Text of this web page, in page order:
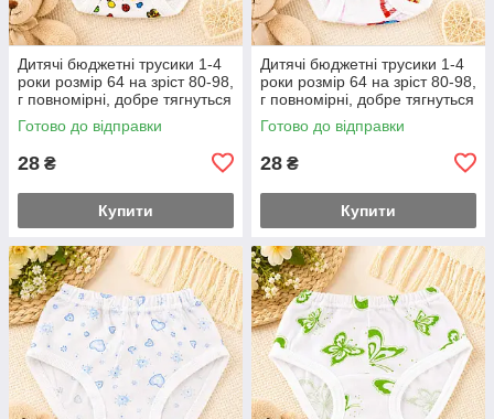
Дитячі бюджетні трусики 1-4
роки розмір 64 на зріст 80-98,
г повномірні, добре тягнуться
Готово до відправки
28 ₴
Купити
Дитячі бюджетні трусики 1-4
роки розмір 64 на зріст 80-98,
г повномірні, добре тягнуться
Готово до відправки
28 ₴
Купити